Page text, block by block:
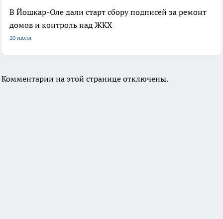
В Йошкар-Оле дали старт сбору подписей за ремонт
домов и контроль над ЖКХ
20 июля
Комментарии на этой странице отключены.